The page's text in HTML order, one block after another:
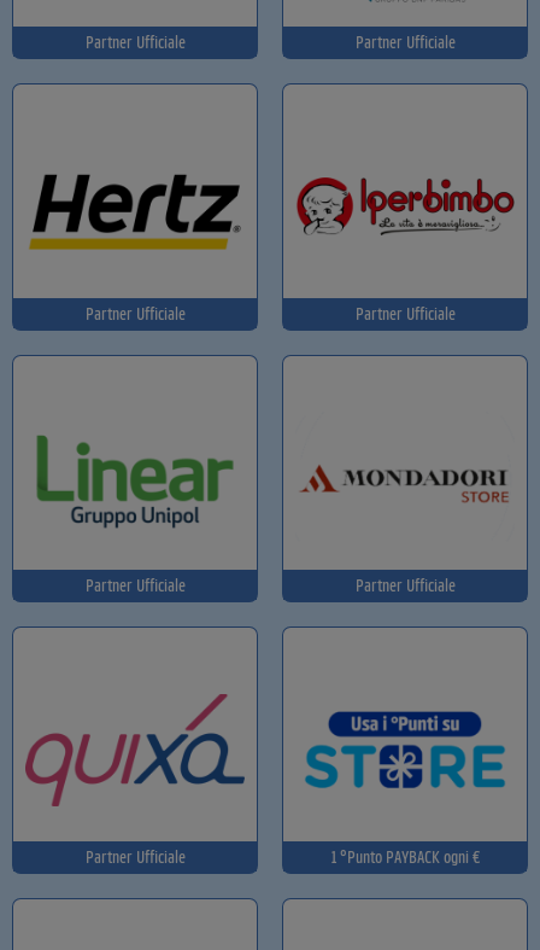
Partner Ufficiale Partner Ufficiale
Partner Ufficiale Partner Ufficiale
Partner Ufficiale Partner Ufficiale
Partner Ufficiale 1 °Punto PAYBACK ogni €